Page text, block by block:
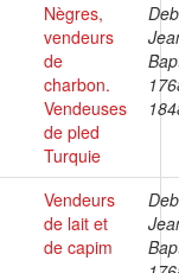
Nègres,
vendeurs
de
charbon.
Vendeuses
de pled
Turquie
Vendeurs
de lait et
de capim